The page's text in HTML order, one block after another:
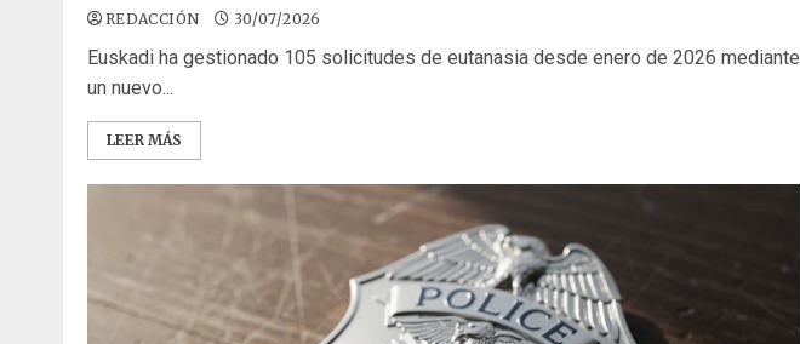
REDACCIÓN 30/07/2026
Euskadi ha gestionado 105 solicitudes de eutanasia desde enero de 2026 mediante
un nuevo...
LEER MÁS